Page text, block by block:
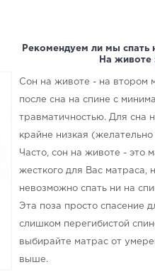
Рекомендуем ли мы спать
На животе
Сон на животе - на втором
после сна на спине с
травматичностью. Для сна
крайне низкая
Часто, сон на животе - это
жесткого для Вас матраса,
невозможно спать ни на
Эта поза просто спасение
слишком перегибистой
выбирайте матрас от
выше.